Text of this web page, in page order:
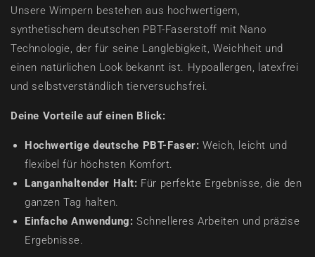
Unsere Wimpern bestehen aus hochwertigem,
synthetischem deutschen PBT-Faserstoff mit Nano
Technologie, der für seine Langlebigkeit, Weichheit und
einen natürlichen Look bekannt ist. Hypoallergen, latexfrei
und selbstverständlich tierversuchsfrei.
Deine Vorteile auf einen Blick:
Hochwertige deutsche PBT-Faser: Weich, leicht und
flexibel für höchsten Komfort.
Langanhaltender Halt: Für perfekte Ergebnisse, die den
ganzen Tag halten.
Einfache Anwendung: Schnelleres Arbeiten und präzise
Ergebnisse.